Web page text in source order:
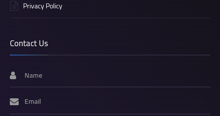
Privacy Policy
Contact Us
Name
Email